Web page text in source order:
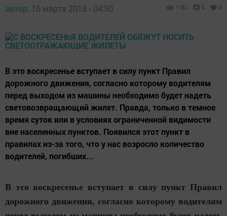
автор, 16 марта 2018 - 04:50 1182 0 0
В это воскресенье вступает в силу пункт Правил
дорожного движения, согласно которому водителям
перед выходом из машины необходимо будет надеть
световозвращающий жилет. Правда, только в темное
время суток или в условиях ограниченной видимости
вне населенных пунктов. Появился этот пункт в
правилах из-за того, что у нас возросло количество
водителей, погибших...
В это воскресенье вступает в силу пункт Правил
дорожного движения, согласно которому водителям